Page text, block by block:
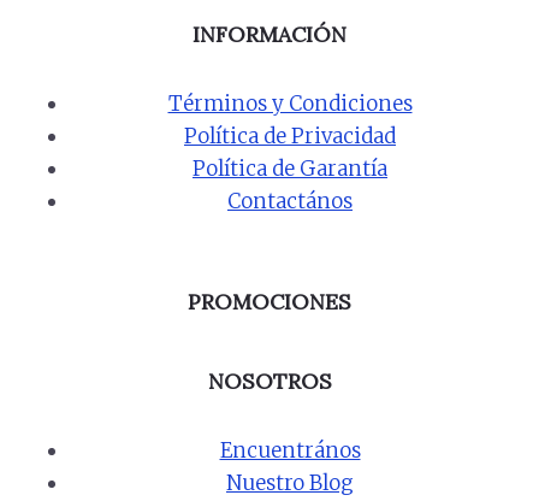
INFORMACIÓN
Términos y Condiciones
Política de Privacidad
Política de Garantía
Contactános
PROMOCIONES
NOSOTROS
Encuentrános
Nuestro Blog